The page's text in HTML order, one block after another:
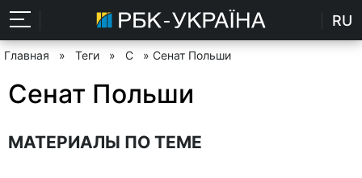
RU
Главная » Теги » С » Сенат Польши
Сенат Польши
МАТЕРИАЛЫ ПО ТЕМЕ